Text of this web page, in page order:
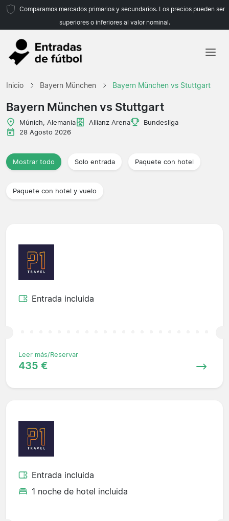
Comparamos mercados primarios y secundarios. Los precios pueden ser
superiores o inferiores al valor nominal.
Inicio Bayern München Bayern München vs Stuttgart
Bayern München vs Stuttgart
Múnich, Alemania Allianz Arena
Bundesliga
28 Agosto 2026
Mostrar todo Solo entrada Paquete con hotel
Paquete con hotel y vuelo
Entrada incluida
Leer más/Reservar
435 €
Entrada incluida
1 noche de hotel incluida